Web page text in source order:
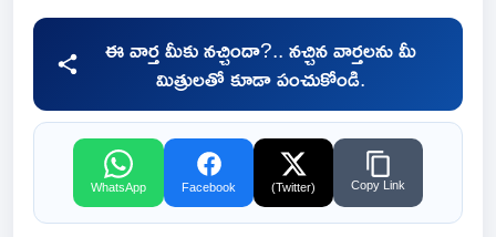
ఈ వార్త మీకు నచ్చిందా?.. నచ్చిన వార్తలను మీ
మిత్రులతో కూడా పంచుకోండి.
WhatsApp Facebook (Twitter) Copy Link